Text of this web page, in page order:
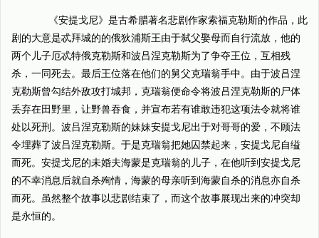
《安提戈尼》是古希腊著名悲剧作家索福克勒斯的作品，此
剧的大意是忒拜城的的俄狄浦斯王由于弑父娶母而自行流放，他的
两个儿子厄忒特俄克勒斯和波吕涅克勒斯为了争夺王位，互相残
杀，一同死去。最后王位落在他们的舅父克瑞翁手中。由于波吕涅
克勒斯曾勾结外敌攻打城邦，克瑞翁便命令将波吕涅克勒斯的尸体
丢弃在田野里，让野兽吞食，并宣布若有谁敢违犯这项法令就将谁
处以死刑。波吕涅克勒斯的妹妹安提戈尼出于对哥哥的爱，不顾法
令埋葬了波吕涅克勒斯。于是克瑞翁把她囚禁起来，安提戈尼自缢
而死。安提戈尼的未婚夫海蒙是克瑞翁的儿子，在他听到安提戈尼
的不幸消息后就自杀殉情，海蒙的母亲听到海蒙自杀的消息亦自杀
而死。虽然整个故事以悲剧结束了，而这个故事展现出来的冲突却
是永恒的。